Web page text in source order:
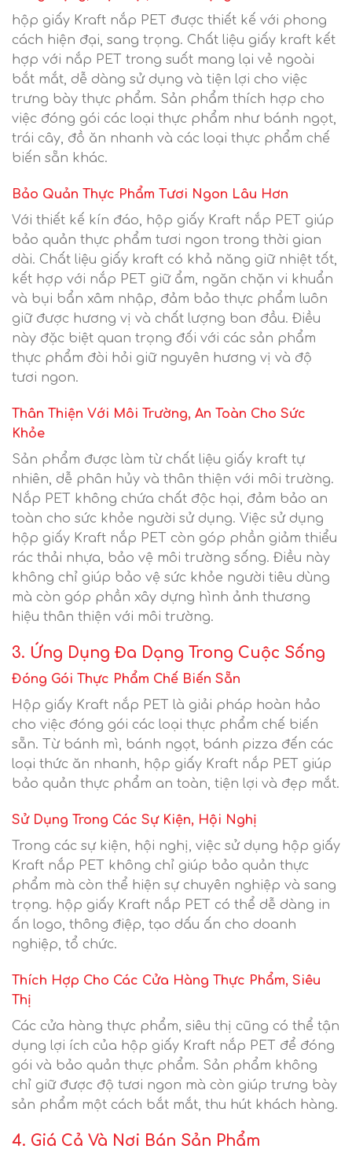
hộp giấy Kraft nắp PET được thiết kế với phong
cách hiện đại, sang trọng. Chất liệu giấy kraft kết
hợp với nắp PET trong suốt mang lại vẻ ngoài
bắt mắt, dễ dàng sử dụng và tiện lợi cho việc
trưng bày thực phẩm. Sản phẩm thích hợp cho
việc đóng gói các loại thực phẩm như bánh ngọt,
trái cây, đồ ăn nhanh và các loại thực phẩm chế
biến sẵn khác.
Bảo Quản Thực Phẩm Tươi Ngon Lâu Hơn
Với thiết kế kín đáo, hộp giấy Kraft nắp PET giúp
bảo quản thực phẩm tươi ngon trong thời gian
dài. Chất liệu giấy kraft có khả năng giữ nhiệt tốt,
kết hợp với nắp PET giữ ẩm, ngăn chặn vi khuẩn
và bụi bẩn xâm nhập, đảm bảo thực phẩm luôn
giữ được hương vị và chất lượng ban đầu. Điều
này đặc biệt quan trọng đối với các sản phẩm
thực phẩm đòi hỏi giữ nguyên hương vị và độ
tươi ngon.
Thân Thiện Với Môi Trường, An Toàn Cho Sức
Khỏe
Sản phẩm được làm từ chất liệu giấy kraft tự
nhiên, dễ phân hủy và thân thiện với môi trường.
Nắp PET không chứa chất độc hại, đảm bảo an
toàn cho sức khỏe người sử dụng. Việc sử dụng
hộp giấy Kraft nắp PET còn góp phần giảm thiểu
rác thải nhựa, bảo vệ môi trường sống. Điều này
không chỉ giúp bảo vệ sức khỏe người tiêu dùng
mà còn góp phần xây dựng hình ảnh thương
hiệu thân thiện với môi trường.
3. Ứng Dụng Đa Dạng Trong Cuộc Sống
Đóng Gói Thực Phẩm Chế Biến Sẵn
Hộp giấy Kraft nắp PET là giải pháp hoàn hảo
cho việc đóng gói các loại thực phẩm chế biến
sẵn. Từ bánh mì, bánh ngọt, bánh pizza đến các
loại thức ăn nhanh, hộp giấy Kraft nắp PET giúp
bảo quản thực phẩm an toàn, tiện lợi và đẹp mắt.
Sử Dụng Trong Các Sự Kiện, Hội Nghị
Trong các sự kiện, hội nghị, việc sử dụng hộp giấy
Kraft nắp PET không chỉ giúp bảo quản thực
phẩm mà còn thể hiện sự chuyên nghiệp và sang
trọng. hộp giấy Kraft nắp PET có thể dễ dàng in
ấn logo, thông điệp, tạo dấu ấn cho doanh
nghiệp, tổ chức.
Thích Hợp Cho Các Cửa Hàng Thực Phẩm, Siêu
Thị
Các cửa hàng thực phẩm, siêu thị cũng có thể tận
dụng lợi ích của hộp giấy Kraft nắp PET để đóng
gói và bảo quản thực phẩm. Sản phẩm không
chỉ giữ được độ tươi ngon mà còn giúp trưng bày
sản phẩm một cách bắt mắt, thu hút khách hàng.
4. Giá Cả Và Nơi Bán Sản Phẩm